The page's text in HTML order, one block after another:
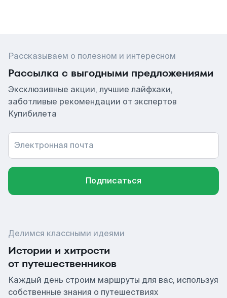
Рассказываем о полезном и интересном
Рассылка с выгодными предложениями
Эксклюзивные акции, лучшие лайфхаки,
заботливые рекомендации от экспертов
Купибилета
Электронная почта
Подписаться
Делимся классными идеями
Истории и хитрости
от путешественников
Каждый день строим маршруты для вас, используя
собственные знания о путешествиях